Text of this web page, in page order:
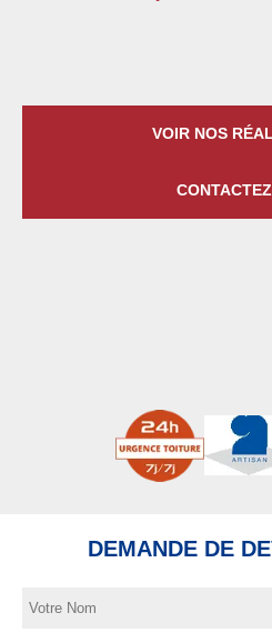
VOIR NOS
DEMANDE DE